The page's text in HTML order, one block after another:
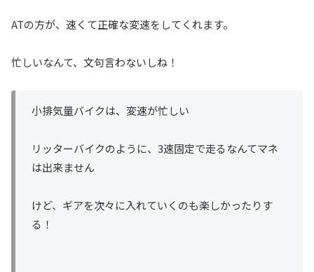
ATの方が、速くて正確な変速をしてくれます。
忙しいなんて、文句言わないしね！
小排気量バイクは、変速が忙しい
リッターバイクのように、3速固定で走るなんてマネ
は出来ません
けど、ギアを次々に入れていくのも楽しかったりす
る！